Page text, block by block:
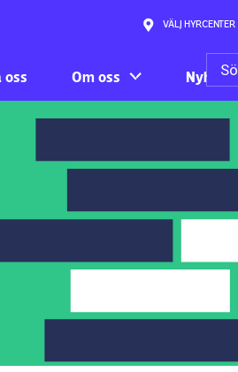
VÄLJ HYRCENTER
oss Om oss Nyheter